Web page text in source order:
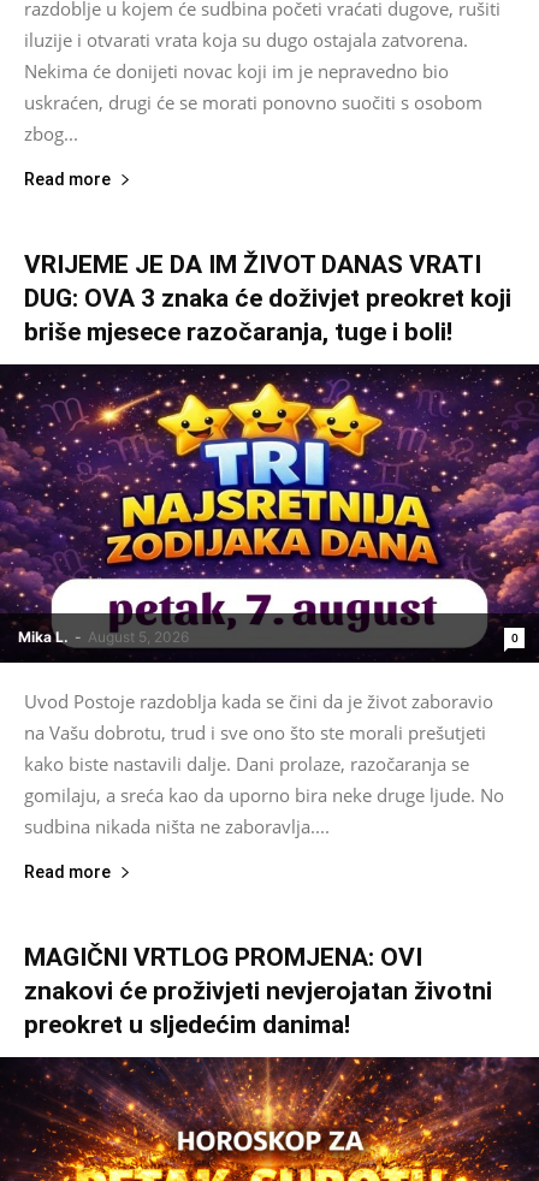
razdoblje u kojem će sudbina početi vraćati dugove, rušiti
iluzije i otvarati vrata koja su dugo ostajala zatvorena.
Nekima će donijeti novac koji im je nepravedno bio
uskraćen, drugi će se morati ponovno suočiti s osobom
zbog...
Read more
VRIJEME JE DA IM ŽIVOT DANAS VRATI
DUG: OVA 3 znaka će doživjet preokret koji
briše mjesece razočaranja, tuge i boli!
Mika L. - August 5, 2026 0
Uvod Postoje razdoblja kada se čini da je život zaboravio
na Vašu dobrotu, trud i sve ono što ste morali prešutjeti
kako biste nastavili dalje. Dani prolaze, razočaranja se
gomilaju, a sreća kao da uporno bira neke druge ljude. No
sudbina nikada ništa ne zaboravlja....
Read more
MAGIČNI VRTLOG PROMJENA: OVI
znakovi će proživjeti nevjerojatan životni
preokret u sljedećim danima!